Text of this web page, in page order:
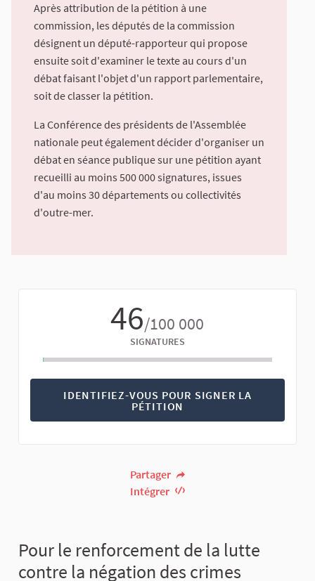
Après attribution de la pétition à une
commission, les députés de la commission
désignent un député-rapporteur qui propose
ensuite soit d'examiner le texte au cours d'un
débat faisant l'objet d'un rapport parlementaire,
soit de classer la pétition.
La Conférence des présidents de l'Assemblée
nationale peut également décider d'organiser un
débat en séance publique sur une pétition ayant
recueilli au moins 500 000 signatures, issues
d'au moins 30 départements ou collectivités
d'outre-mer.
46/100 000
SIGNATURES
IDENTIFIEZ-VOUS POUR SIGNER LA
PÉTITION
Partager
Intégrer
Pour le renforcement de la lutte
contre la négation des crimes